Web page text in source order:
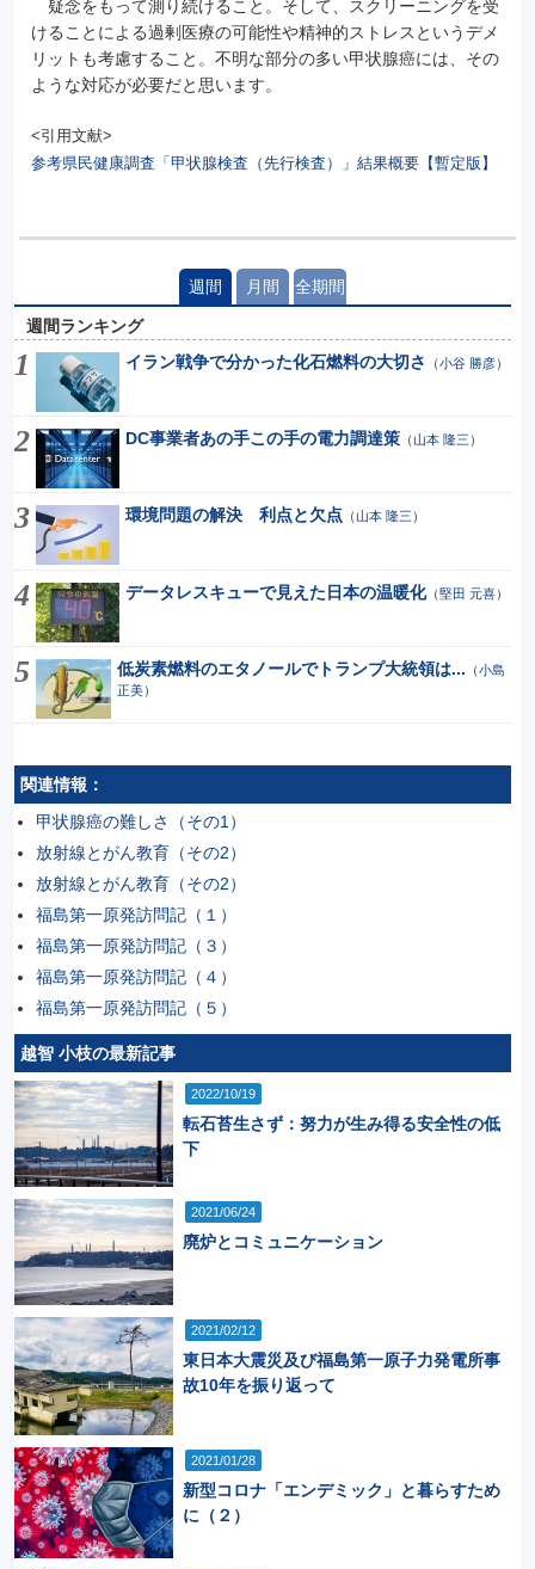
疑念をもって測り続けること。そして、スクリーニングを受
けることによる過剰医療の可能性や精神的ストレスというデメ
リットも考慮すること。不明な部分の多い甲状腺癌には、その
ような対応が必要だと思います。
<引用文献>
参考県民健康調査「甲状腺検査（先行検査）」結果概要【暫定版】
週間 月間 全期間
週間ランキング
イラン戦争で分かった化石燃料の大切さ
（小谷 勝彦）
DC事業者あの手この手の電力調達策（山本 隆三 ）
環境問題の解決 利点と欠点 （山本 隆三 ）
データレスキューで見えた日本の温暖化（堅田 元喜）
低炭素燃料のエタノールでトランプ大統領は... （小島
正美）
関連情報：
甲状腺癌の難しさ（その1）
放射線とがん教育（その2）
放射線とがん教育（その2）
福島第一原発訪問記（１）
福島第一原発訪問記（３）
福島第一原発訪問記（４）
福島第一原発訪問記（５）
越智 小枝の最新記事
2022/10/19
転石苔生さず：努力が生み得る安全性の低
下
2021/06/24
廃炉とコミュニケーション
2021/02/12
東日本大震災及び福島第一原子力発電所事
故10年を振り返って
2021/01/28
新型コロナ「エンデミック」と暮らすため
に（２）